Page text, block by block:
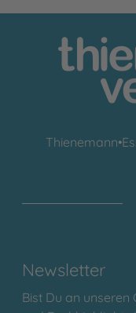
Thienemann•
Newsletter
Bist Du an unseren